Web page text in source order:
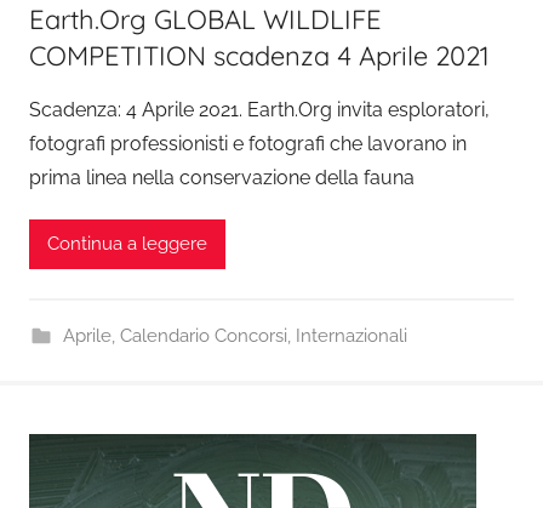
Earth.Org GLOBAL WILDLIFE
COMPETITION scadenza 4 Aprile 2021
Scadenza: 4 Aprile 2021. Earth.Org invita esploratori,
fotografi professionisti e fotografi che lavorano in
prima linea nella conservazione della fauna
Continua a leggere
Aprile, Calendario Concorsi Internazionali